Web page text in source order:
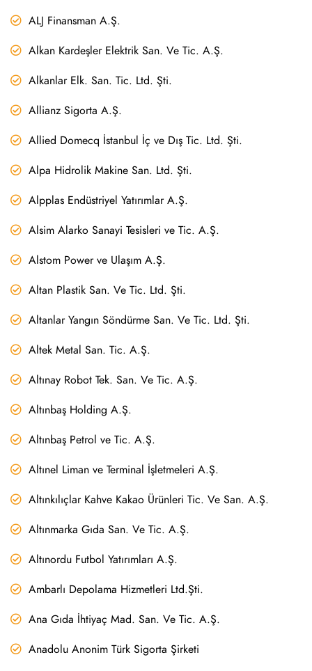
ALJ Finansman A.Ş.
Alkan Kardeşler Elektrik San. Ve Tic. A.Ş.
Alkanlar Elk. San. Tic. Ltd. Şti.
Allianz Sigorta A.Ş.
Allied Domecq İstanbul İç ve Dış Tic. Ltd. Şti.
Alpa Hidrolik Makine San. Ltd. Şti.
Alpplas Endüstriyel Yatırımlar A.Ş.
Alsim Alarko Sanayi Tesisleri ve Tic. A.Ş.
Alstom Power ve Ulaşım A.Ş.
Altan Plastik San. Ve Tic. Ltd. Şti.
Altanlar Yangın Söndürme San. Ve Tic. Ltd. Şti.
Altek Metal San. Tic. A.Ş.
Altınay Robot Tek. San. Ve Tic. A.Ş.
Altınbaş Holding A.Ş.
Altınbaş Petrol ve Tic. A.Ş.
Altınel Liman ve Terminal İşletmeleri A.Ş.
Altınkılıçlar Kahve Kakao Ürünleri Tic. Ve San. A.Ş.
Altınmarka Gıda San. Ve Tic. A.Ş.
Altınordu Futbol Yatırımları A.Ş.
Ambarlı Depolama Hizmetleri Ltd.Şti.
Ana Gıda İhtiyaç Mad. San. Ve Tic. A.Ş.
Anadolu Anonim Türk Sigorta Şirketi